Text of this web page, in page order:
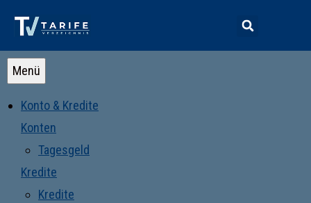
Menü
Konto & Kredite
Konten
Tagesgeld
Kredite
Kredite